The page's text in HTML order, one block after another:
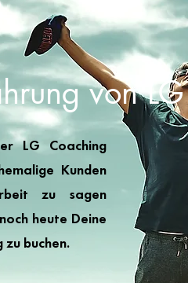
von
LG Coaching
Kunden
zu sagen
heute Deine
buchen.